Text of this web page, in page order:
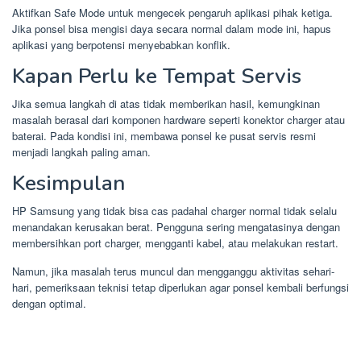
Aktifkan Safe Mode untuk mengecek pengaruh aplikasi pihak ketiga.
Jika ponsel bisa mengisi daya secara normal dalam mode ini, hapus
aplikasi yang berpotensi menyebabkan konflik.
Kapan Perlu ke Tempat Servis
Jika semua langkah di atas tidak memberikan hasil, kemungkinan
masalah berasal dari komponen hardware seperti konektor charger atau
baterai. Pada kondisi ini, membawa ponsel ke pusat servis resmi
menjadi langkah paling aman.
Kesimpulan
HP Samsung yang tidak bisa cas padahal charger normal tidak selalu
menandakan kerusakan berat. Pengguna sering mengatasinya dengan
membersihkan port charger, mengganti kabel, atau melakukan restart.
Namun, jika masalah terus muncul dan mengganggu aktivitas sehari-
hari, pemeriksaan teknisi tetap diperlukan agar ponsel kembali berfungsi
dengan optimal.